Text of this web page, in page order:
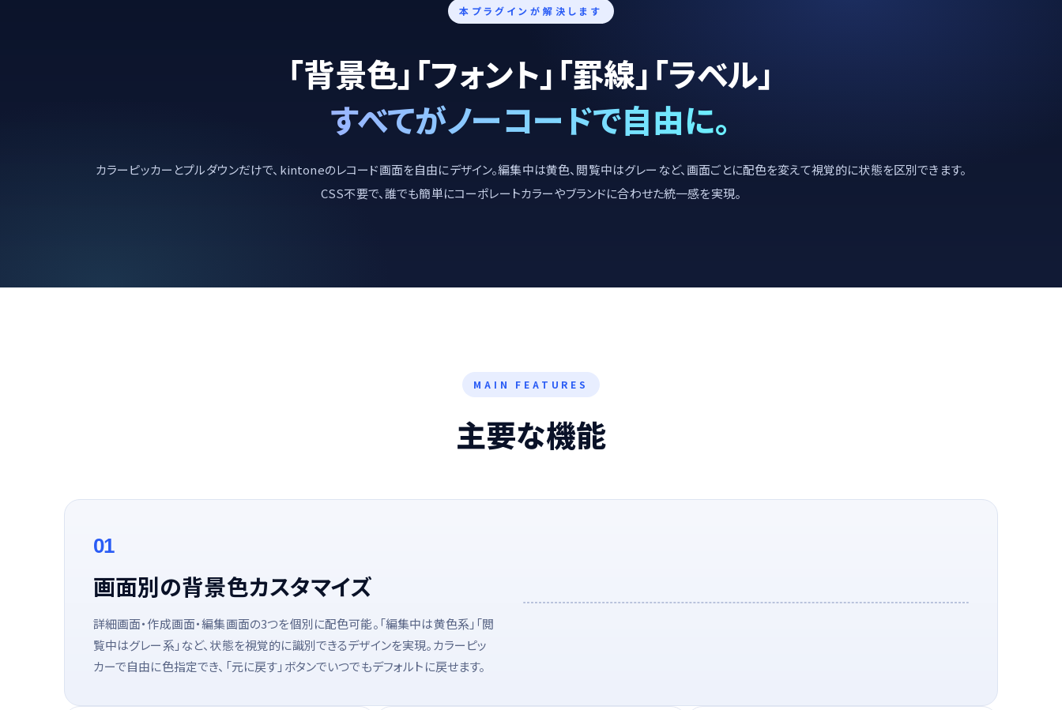
本プラグインが解決します
「背景色」「フォント」「罫線」「ラベル」
すべてがノーコードで自由に。
カラーピッカーとプルダウンだけで、kintoneのレコード画面を自由にデザイン。編集中は黄色、閲覧中はグレーなど、画面ごとに配色を変えて視覚的に状態を区別できます。
CSS不要で、誰でも簡単にコーポレートカラーやブランドに合わせた統一感を実現。
MAIN FEATURES
主要な機能
01
画面別の背景色カスタマイズ
詳細画面・作成画面・編集画面の3つを個別に配色可能。「編集中は黄色系」「閲
覧中はグレー系」など、状態を視覚的に識別できるデザインを実現。カラーピッ
カーで自由に色指定でき、「元に戻す」ボタンでいつでもデフォルトに戻せます。